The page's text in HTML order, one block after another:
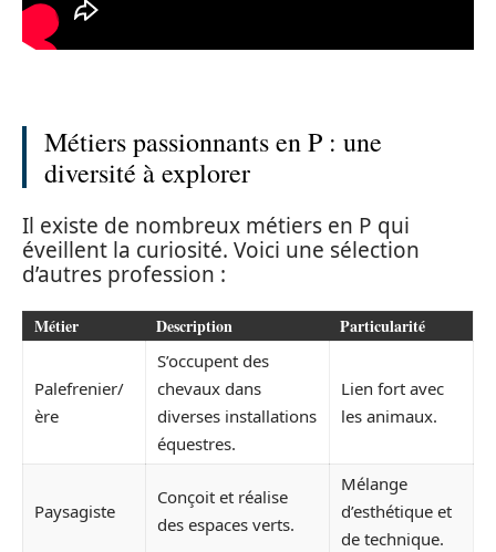
Métiers passionnants en P : une
diversité à explorer
Il existe de nombreux métiers en P qui
éveillent la curiosité. Voici une sélection
d’autres profession :
Métier Description Particularité
Palefrenier/
ère
S’occupent des
chevaux dans
diverses installations
équestres.
Lien fort avec
les animaux.
Paysagiste
Conçoit et réalise
des espaces verts.
Mélange
d’esthétique et
de technique.